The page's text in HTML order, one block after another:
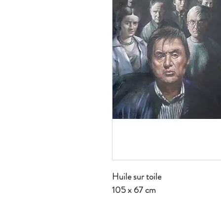
Huile sur toile
105 x 67 cm